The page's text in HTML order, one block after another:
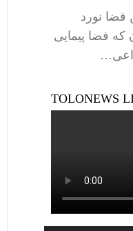
فضا نورد
که فضا پیمایی
TOLONEWS